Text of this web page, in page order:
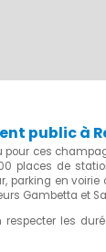
public à
ces
places de
parking en
Gambetta et
respecter les